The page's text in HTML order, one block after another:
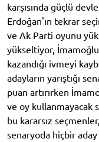
karşısında güçlü
Erdoğan'ın tekrar
ve Ak Parti oyunu
yükseltiyor, İmamoğlu
kazandığı ivmeyi
adayların yarıştığı
puan artırırken
ve oy kullanmayacak
bu kararsız
senaryoda hiçbir